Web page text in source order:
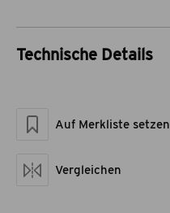
Technische Details
Material
Maße geschlossen LxBxH
Auf Merkliste setzen
Vergleichen